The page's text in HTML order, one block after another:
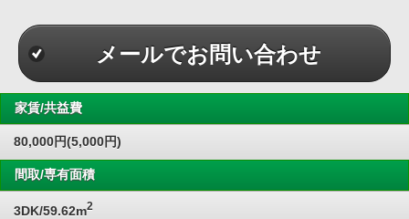
メールでお問い合わせ
家賃/共益費
80,000円(5,000円)
間取/専有面積
3DK/59.62m2